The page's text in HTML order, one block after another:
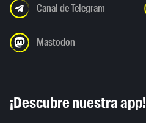
Canal de Telegram
Mastodon
¡Descubre nuestra app!